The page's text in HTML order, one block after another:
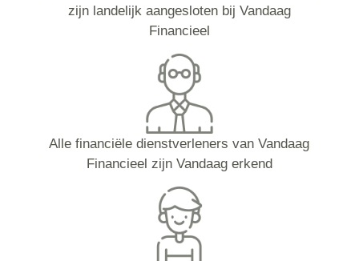
zijn landelijk aangesloten bij Vandaag
Financieel
Alle financiële dienstverleners van Vandaag
Financieel zijn Vandaag erkend